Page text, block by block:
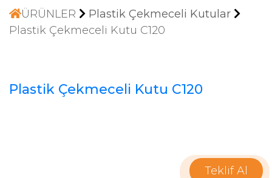
ÜRÜNLER
Plastik Çekmeceli Kutular
Plastik Çekmeceli Kutu C120
Plastik Çekmeceli Kutu C120
Teklif Al